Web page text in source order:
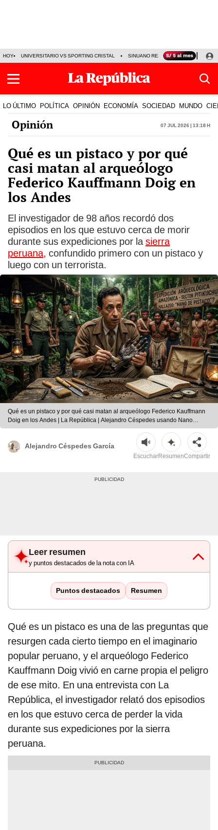
HOY UNIVERSITARIO VS SPORTING CRISTAL SINUANO RESULTADOS HOY
LO ÚLTIMO POLÍTICA OPINIÓN ECONOMÍA SOCIEDAD MUNDO
Opinión 07 Jul 2026 | 13:18 h
Qué es un pistaco y por qué
casi matan al arqueólogo
Federico Kauffmann Doig en
los Andes
El investigador de 98 años recordó dos
episodios en los que estuvo cerca de morir
durante sus expediciones por la sierra
peruana, confundido primero con un pistaco y
luego con un terrorista.
Qué es un pistaco y por qué casi matan al arqueólogo Federico Kauffmann
Doig en los Andes | La República | Alejandro Céspedes usando Nano
Banana AI
Alejandro Céspedes García
EscucharResumenCompartir
Leer resumen
y puntos destacados de la nota con IA
Puntos destacados Resumen
Qué es un pistaco es una de las preguntas que
resurgen cada cierto tiempo en el imaginario
popular peruano, y el arqueólogo Federico
Kauffmann Doig vivió en carne propia el peligro
de ese mito. En una entrevista con La
República, el investigador relató dos episodios
en los que estuvo cerca de perder la vida
durante sus expediciones por la sierra
peruana.